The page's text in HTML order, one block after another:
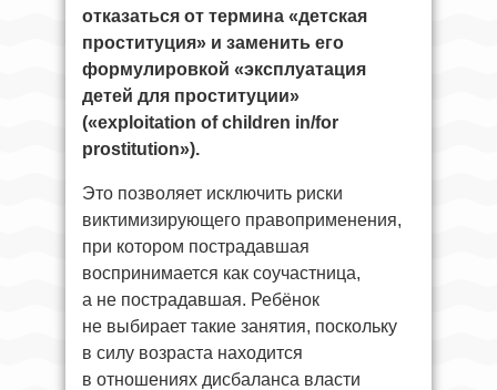
отказаться от термина «детская
проституция» и заменить его
формулировкой «эксплуатация
детей для проституции»
(«exploitation of children in/for
prostitution»).
Это позволяет исключить риски
виктимизирующего правоприменения,
при котором пострадавшая
воспринимается как соучастница,
а не пострадавшая. Ребёнок
не выбирает такие занятия, поскольку
в силу возраста находится
в отношениях дисбаланса власти